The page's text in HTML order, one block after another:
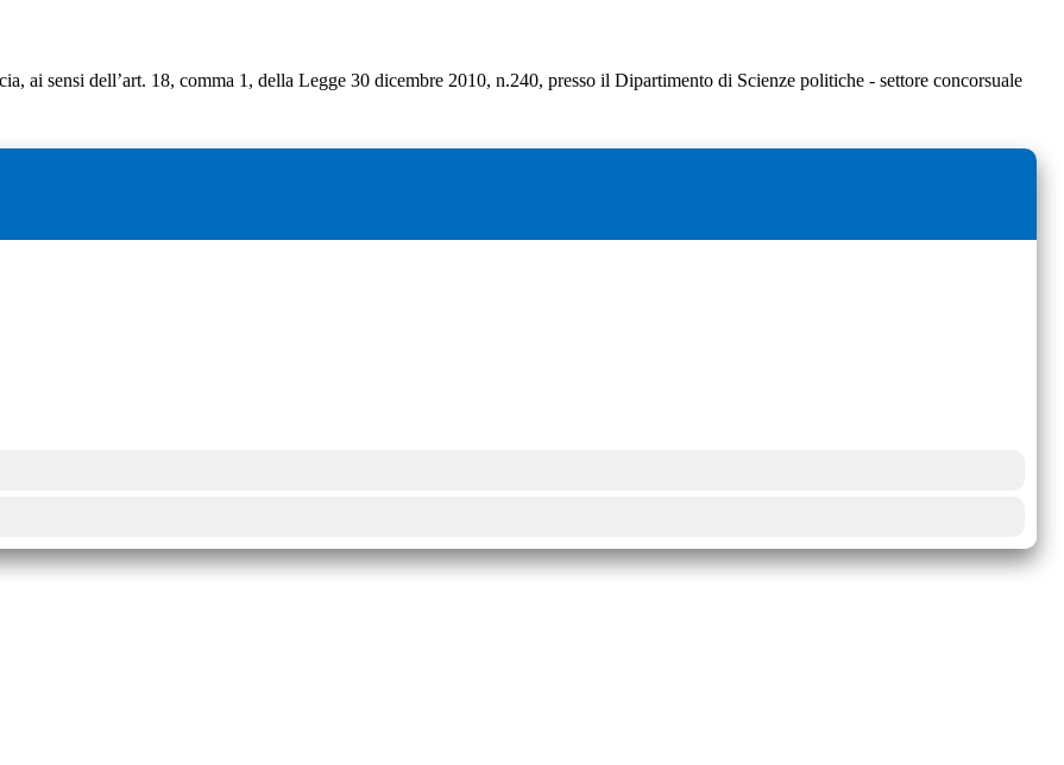
ai sensi dell’art. 18, comma 1, della Legge 30 dicembre 2010, n.240, presso il Dipartimento di Scienze politiche - settore concorsuale